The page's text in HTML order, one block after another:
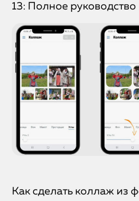
13: Полное руководство
Как сделать коллаж из